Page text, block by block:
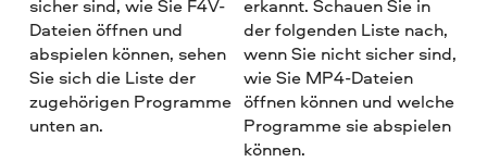
sicher sind, wie Sie F4V-
Dateien öffnen und
abspielen können, sehen
Sie sich die Liste der
zugehörigen Programme
unten an.
erkannt. Schauen Sie in
der folgenden Liste nach,
wenn Sie nicht sicher sind,
wie Sie MP4-Dateien
öffnen können und welche
Programme sie abspielen
können.